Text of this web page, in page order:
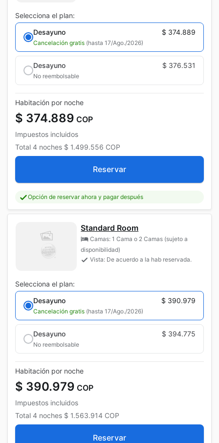
Selecciona el plan:
Desayuno
$ 374.889
Cancelación gratis (hasta 17/Ago./2026)
Desayuno $ 376.531
No reembolsable
Habitación por noche
$ 374.889 COP
Impuestos incluidos
Total 4 noches $ 1.499.556 COP
Reservar
Opción de reservar ahora y pagar después
Standard Room
Camas: 1 Cama o 2 Camas (sujeto a
disponibilidad)
Vista: De acuerdo a la hab reservada.
Selecciona el plan:
Desayuno
$ 390.979
Cancelación gratis (hasta 17/Ago./2026)
Desayuno $ 394.775
No reembolsable
Habitación por noche
$ 390.979 COP
Impuestos incluidos
Total 4 noches $ 1.563.914 COP
Reservar